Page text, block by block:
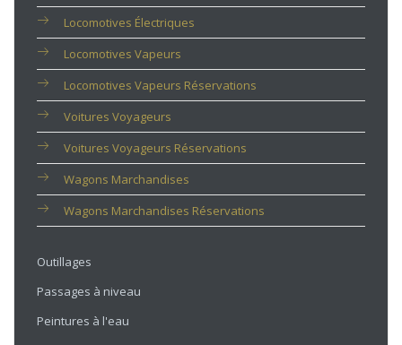
Locomotives Électriques
Locomotives Vapeurs
Locomotives Vapeurs Réservations
Voitures Voyageurs
Voitures Voyageurs Réservations
Wagons Marchandises
Wagons Marchandises Réservations
Outillages
Passages à niveau
Peintures à l'eau